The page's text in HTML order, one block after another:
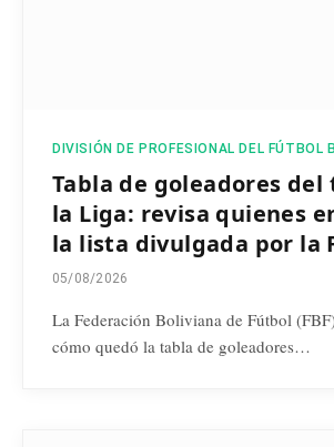
DIVISIÓN DE PROFESIONAL DEL FÚTBOL
Tabla de goleadores del
la Liga: revisa quienes
la lista divulgada por la
05/08/2026
La Federación Boliviana de Fútbol
cómo quedó la tabla de goleadores…